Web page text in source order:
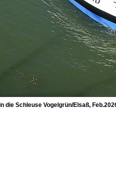
die Schleuse Vogelgrün/Elsaß,